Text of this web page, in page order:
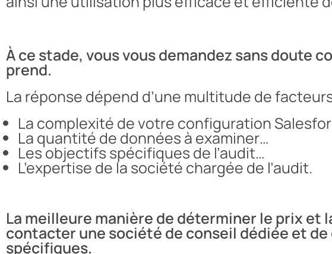
À ce stade, vous vous demandez sans doute
prend.
La réponse dépend d’une multitude de
La complexité de votre configuration
La quantité de données à examiner…
Les objectifs spécifiques de l’audit…
L’expertise de la société chargée de l’audit.
La meilleure manière de déterminer le prix et
contacter une société de conseil dédiée et
spécifiques.